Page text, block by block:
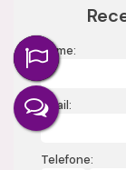
Nome:
Email:
Telefone: